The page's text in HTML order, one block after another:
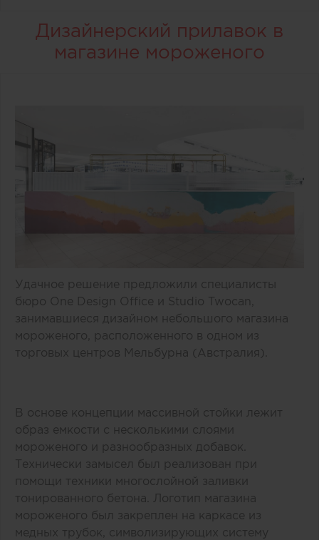
Дизайнерский прилавок в
магазине мороженого
Удачное решение предложили специалисты
бюро One Design Office и Studio Twocan,
занимавшиеся дизайном небольшого магазина
мороженого, расположенного в одном из
торговых центров Мельбурна (Австралия).
В основе концепции массивной стойки лежит
образ емкости с несколькими слоями
мороженого и разнообразных добавок.
Технически замысел был реализован при
помощи техники многослойной заливки
тонированного бетона. Логотип магазина
мороженого был закреплен на каркасе из
медных трубок, символизирующих систему